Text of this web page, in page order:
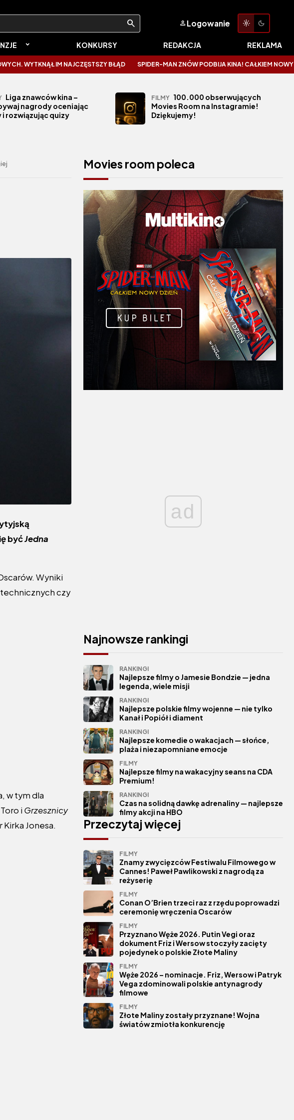
Logowanie
KONKURSY REDAKCJA REKLAMA
IM NAJCZĘSTSZY BŁĄD SPIDER-MAN ZNÓW PODBIJA KINA! CAŁKIEM NOWY DZIEŃ
Liga znawców kina –
nagrody oceniając
i rozwiązując quizy
FILMY 100.000 obserwujących
Movies Room na Instagramie!
Dziękujemy!
byćJedna
Wyniki
czy
w tym dla
i Grzesznicy
Kirka Jonesa.
Movies room poleca
ad
Najnowsze rankingi
RANKINGI
Najlepsze filmy o Jamesie Bondzie — jedna
legenda, wiele misji
RANKINGI
Najlepsze polskie filmy wojenne — nie tylko
Kanał i Popiół i diament
RANKINGI
Najlepsze komedie o wakacjach — słońce,
plaża i niezapomniane emocje
FILMY
Najlepsze filmy na wakacyjny seans na CDA
Premium!
RANKINGI
Czas na solidną dawkę adrenaliny — najlepsze
filmy akcji na HBO
Przeczytaj więcej
FILMY
Znamy zwycięzców Festiwalu Filmowego w
Cannes! Paweł Pawlikowski z nagrodą za
reżyserię
FILMY
Conan O’Brien trzeci raz z rzędu poprowadzi
ceremonię wręczenia Oscarów
FILMY
Przyznano Węże 2026. Putin Vegi oraz
dokument Friz i Wersow stoczyły zacięty
pojedynek o polskie Złote Maliny
FILMY
Węże 2026 – nominacje. Friz, Wersow i Patryk
Vega zdominowali polskie antynagrody
filmowe
FILMY
Złote Maliny zostały przyznane! Wojna
światów zmiotła konkurencję